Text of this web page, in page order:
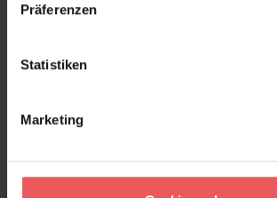
Präferenzen
Statistiken
Marketing